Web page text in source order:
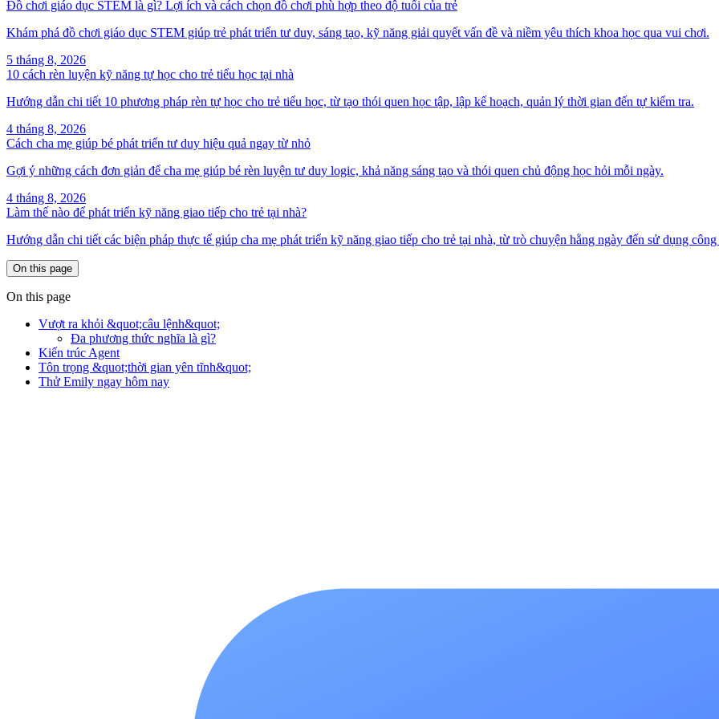
Đồ chơi giáo dục STEM là gì? Lợi ích và cách chọn đồ chơi phù hợp theo độ tuổi của trẻ
Khám phá đồ chơi giáo dục STEM giúp trẻ phát triển tư duy, sáng tạo, kỹ năng giải quyết vấn đề và niềm yêu thích khoa học qua vui chơi.
5 tháng 8, 2026
10 cách rèn luyện kỹ năng tự học cho trẻ tiểu học tại nhà
Hướng dẫn chi tiết 10 phương pháp rèn tự học cho trẻ tiểu học, từ tạo thói quen học tập, lập kế hoạch, quản lý thời gian đến tự kiểm tra.
4 tháng 8, 2026
Cách cha mẹ giúp bé phát triển tư duy hiệu quả ngay từ nhỏ
Gợi ý những cách đơn giản để cha mẹ giúp bé rèn luyện tư duy logic, khả năng sáng tạo và thói quen chủ động học hỏi mỗi ngày.
4 tháng 8, 2026
Làm thế nào để phát triển kỹ năng giao tiếp cho trẻ tại nhà?
Hướng dẫn chi tiết các biện pháp thực tế giúp cha mẹ phát triển kỹ năng giao tiếp cho trẻ tại nhà, từ trò chuyện hằng ngày đến sử dụng
On this page
On this page
Vượt ra khỏi &quot;câu lệnh&quot;
Đa phương thức nghĩa là gì?
Kiến trúc Agent
Tôn trọng &quot;thời gian yên tĩnh&quot;
Thử Emily ngay hôm nay